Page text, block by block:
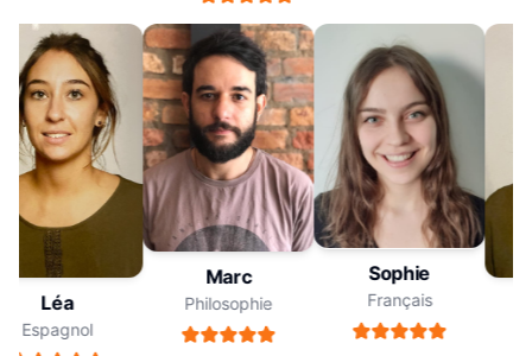
Léa
Espagnol
Marc
Philosophie
Sophie
Français